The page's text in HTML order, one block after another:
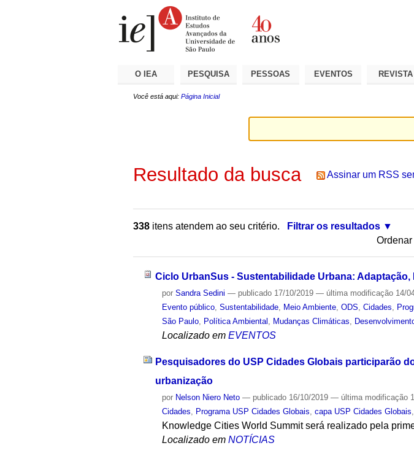
O IEA PESQUISA PESSOAS EVENTOS REVISTA
Você está aqui: Página Inicial
Resultado da busca Assinar um RSS
338 itens atendem ao seu critério.
Filtrar os resultados
Ordenar
Ciclo UrbanSus - Sustentabilidade Urbana:
porSandra Sedini — publicado 17/10/2019— última modificação 14/
Evento público ,Sustentabilidade Meio Ambiente ,ODS ,Cidades
São Paulo
Política Ambiental Mudanças Climáticas
Localizado em EVENTOS
Pesquisadores do USP Cidades Globais participarão
urbanização
por Nelson Niero Neto — publicado 16/10/2019— última modificação
Cidades
Programa USP Cidades Globais ,capa USP Cidades Globais
Knowledge Cities World Summit será realizado pela
Localizado em NOTÍCIAS